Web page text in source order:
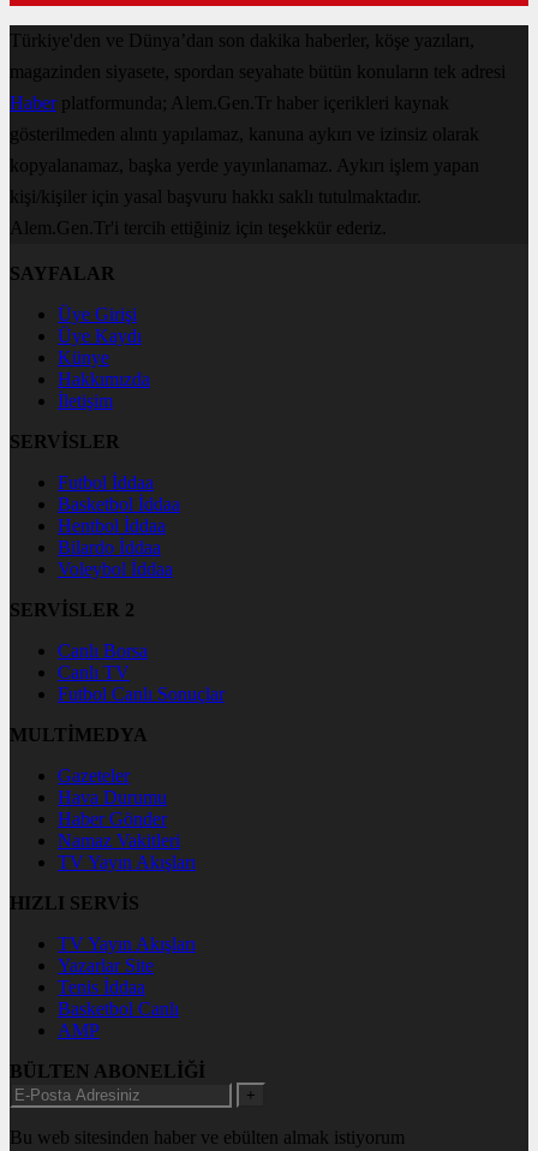
Türkiye'den ve Dünya’dan son dakika haberler, köşe yazıları,
magazinden siyasete, spordan seyahate bütün konuların tek adresi
Haberplatformunda; Alem.Gen.Tr haber içerikleri kaynak
gösterilmeden alıntı yapılamaz, kanuna aykırı ve izinsiz olarak
kopyalanamaz, başka yerde yayınlanamaz. Aykırı işlem yapan
kişi/kişiler için yasal başvuru hakkı saklı tutulmaktadır.
Alem.Gen.Tr'i tercih ettiğiniz için teşekkür ederiz.
SAYFALAR
Üye Girişi
Üye Kaydı
Künye
Hakkımızda
İletişim
SERVİSLER
Futbol İddaa
Basketbol İddaa
Hentbol İddaa
Bilardo İddaa
Voleybol İddaa
SERVİSLER 2
Canlı Borsa
Canlı TV
Futbol Canlı Sonuçlar
MULTİMEDYA
Gazeteler
Hava Durumu
Haber Gönder
Namaz Vakitleri
TV Yayın Akışları
HIZLI SERVİS
TV Yayın Akışları
Yazarlar Site
Tenis İddaa
Basketbol Canlı
AMP
BÜLTEN ABONELİĞİ
+
Bu web sitesinden haber ve ebülten almak istiyorum